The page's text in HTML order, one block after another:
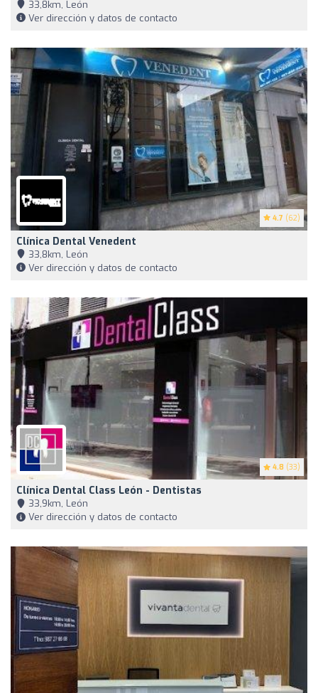
33,8km, León
Ver dirección y datos de contacto
4.7 (62)
Clínica Dental Venedent
33,8km, León
Ver dirección y datos de contacto
4.8 (33)
Clínica Dental Class León - Dentistas
33,9km, León
Ver dirección y datos de contacto